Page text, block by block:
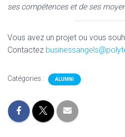
ses compétences et de ses
Vous avez un projet ou vous
Contactez
Catégories : ALUMNI